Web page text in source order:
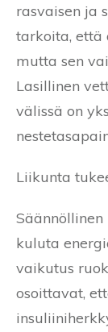
rasvaisen ja
tarkoita, että
mutta sen
Lasillinen
välissä on
Liikunta
kuluta
vaikutus
osoittavat,